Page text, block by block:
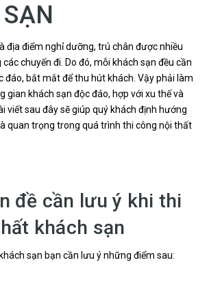
địa điểm nghỉ dưỡng, trú chân được nhiều
chuyến đi. Do đó, mỗi khách sạn đều cần
đáo, bắt mắt để thu hút khách. Vậy phải làm
gian khách sạn độc đáo, hợp với xu thế và
viết sau đây sẽ giúp quý khách định hướng
quan trọng trong quá trình thi công nội thất
đề cần lưu ý khi thi
khách sạn
sạn bạn cần lưu ý những điểm sau: